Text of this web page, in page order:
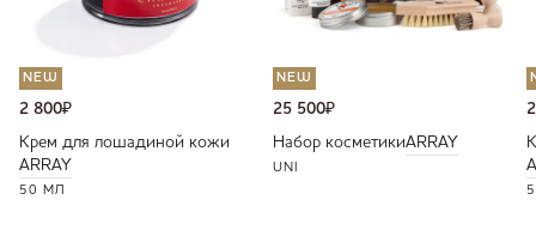
NEW
2 800₽
Крем для лошадиной кожи
ARRAY
50 МЛ
NEW
25 500₽
Набор косметикиARRAY
UNI